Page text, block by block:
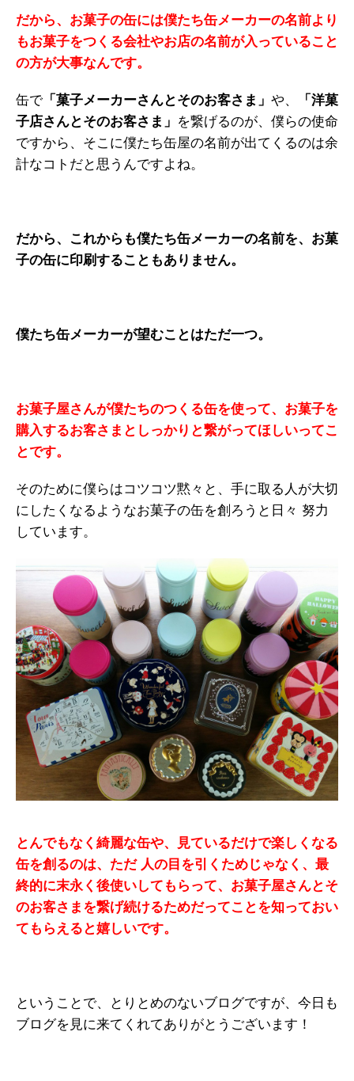
だから、お菓子の缶には僕たち缶メーカーの名前より
もお菓子をつくる会社やお店の名前が入っていること
の方が大事なんです。
缶で「菓子メーカーさんとそのお客さま」 や、
「洋菓
子店さんとそのお客さま」 を繋げるのが、僕らの使命
ですから、そこに僕たち缶屋の名前が出てくるのは余
計なコトだと思うんですよね。
だから、これからも僕たち缶メーカーの名前を、お菓
子の缶に印刷することもありません。
僕たち缶メーカーが望むことはただ一つ。
お菓子屋さんが僕たちのつくる缶を使って、お菓子を
購入するお客さまとしっかりと繋がってほしいってこ
とです。
そのために僕らはコツコツ黙々と、手に取る人が大切
にしたくなるようなお菓子の缶を創ろうと日々 努力
しています。
とんでもなく綺麗な缶や、見ているだけで楽しくなる
缶を創るのは、ただ 人の目を引くためじゃなく、最
終的に末永く後使いしてもらって、お菓子屋さんとそ
のお客さまを繋げ続けるためだってことを知っておい
てもらえると嬉しいです。
ということで、とりとめのないブログですが、今日も
ブログを見に来てくれてありがとうございます！